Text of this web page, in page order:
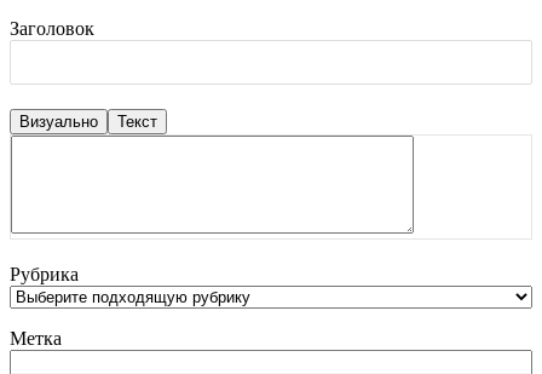
Заголовок
Визуально Текст
Рубрика
Метка